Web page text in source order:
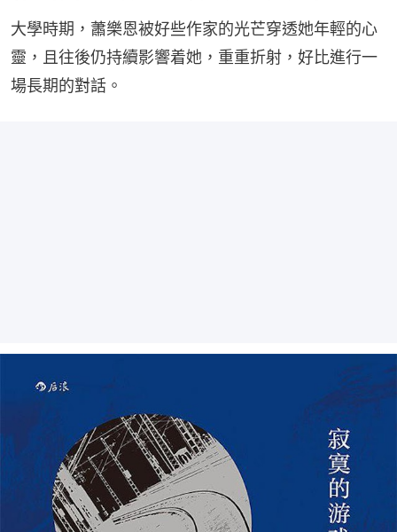
大學時期，蕭樂恩被好些作家的光芒穿透她年輕的心
靈，且往後仍持續影響着她，重重折射，好比進行一
場長期的對話。